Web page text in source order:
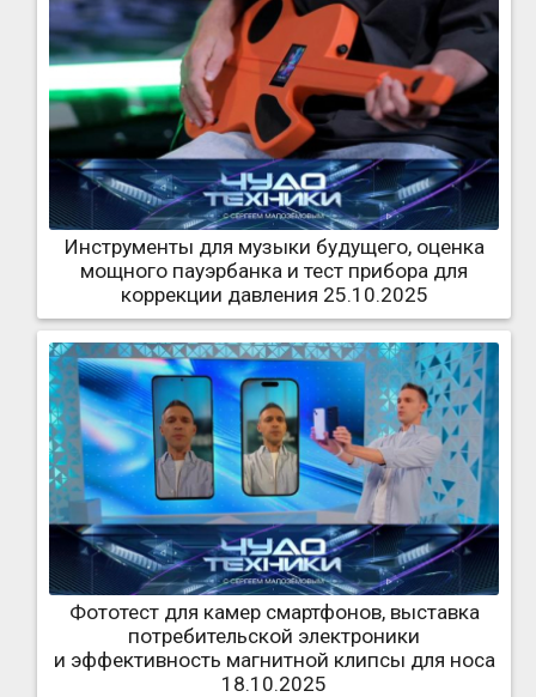
Инструменты для музыки будущего, оценка
мощного пауэрбанка и тест прибора для
коррекции давления 25.10.2025
Фототест для камер смартфонов, выставка
потребительской электроники
и эффективность магнитной клипсы для носа
18.10.2025